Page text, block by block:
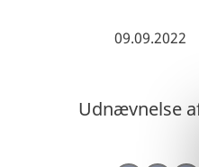
09.09.2022
Udnævnelse